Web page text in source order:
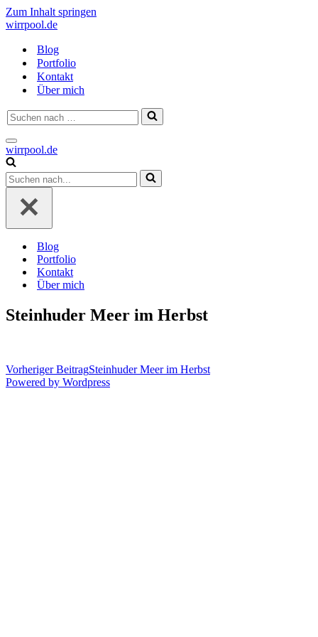
Zum Inhalt springen
wirrpool.de
Blog
Portfolio
Kontakt
Über mich
Suchen
nach …
Navigationsmenü
wirrpool.de
Suchen
nach …
Blog
Portfolio
Kontakt
Über mich
Steinhuder Meer im Herbst
Vorheriger BeitragSteinhuder Meer im Herbst
Powered by Wordpress